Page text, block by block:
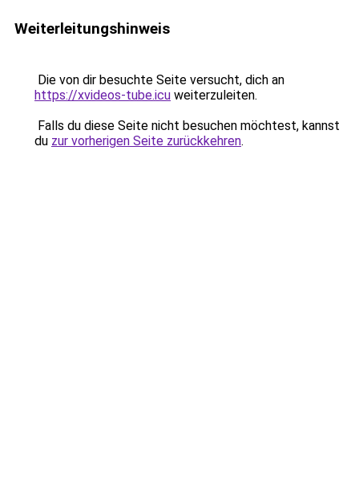
Weiterleitungshinweis
Die von dir besuchte Seite versucht, dich an
https://xvideos-tube.icu weiterzuleiten.
Falls du diese Seite nicht besuchen möchtest, kannst
du zur vorherigen Seite zurückkehren.